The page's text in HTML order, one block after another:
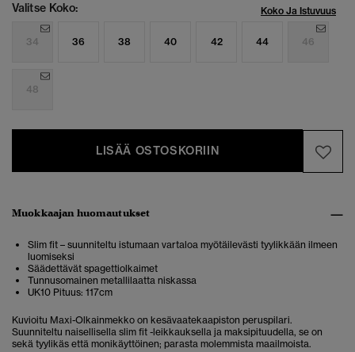
Valitse Koko: Koko Ja Istuvuus
34 36 38 40 42 44 46
48
LISÄÄ OSTOSKORIIN
Muokkaajan huomautukset
Slim fit – suunniteltu istumaan vartaloa myötäilevästi tyylikkään ilmeen
luomiseksi
Säädettävät spagettiolkaimet
Tunnusomainen metallilaatta niskassa
UK10 Pituus: 117cm
Kuvioitu Maxi-Olkainmekko on kesävaatekaapiston peruspilari.
Suunniteltu naisellisella slim fit -leikkauksella ja maksipituudella, se on
sekä tyylikäs että monikäyttöinen; parasta molemmista maailmoista.